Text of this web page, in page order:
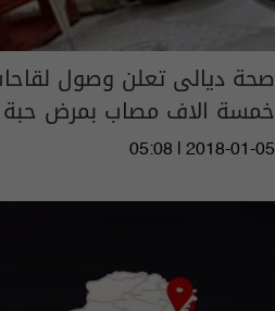
صحة ديالى تعلن وصول
خمسة الاف مصاب بمرض حبة
05:08 | 2018-01-05